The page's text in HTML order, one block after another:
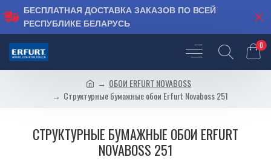
БЕСПЛАТНАЯ ДОСТАВКА ЗАКАЗОВ ПО ВСЕЙ
РЕСПУБЛИКЕ БЕЛАРУСЬ
0
ОБОИ ERFURT NOVABOSS
Структурные бумажные обои Erfurt Novaboss 251
СТРУКТУРНЫЕ БУМАЖНЫЕ ОБОИ ERFURT
NOVABOSS 251